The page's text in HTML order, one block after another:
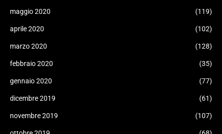
maggio 2020 (119)
aprile 2020 (102)
marzo 2020 (128)
febbraio 2020 (35)
gennaio 2020 (77)
dicembre 2019 (61)
novembre 2019 (107)